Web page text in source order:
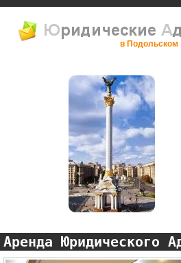
в Подольском
Аренда Юридического